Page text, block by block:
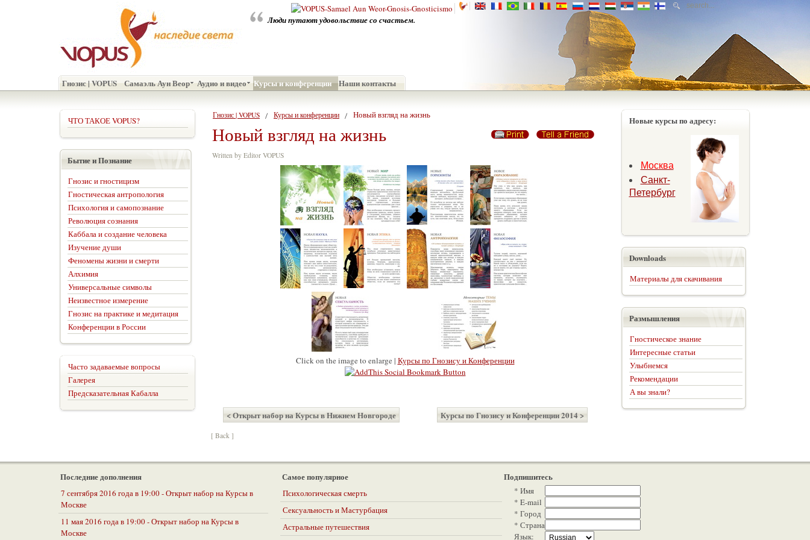
Люди путают удовольствие со счастьем.
Гнозис | VOPUS Самаэль Аун Веор Аудио и видео Курсы и конференции Наши контакты
Гнозис | VOPUS Курсы и конференции Новый взгляд на жизнь
Новый взгляд на жизнь
Written by Editor VOPUS
Click on the image to enlarge | Курсы по Гнозису и Конференции
< Открыт набор на Курсы в Нижнем Новгороде Курсы по Гнозису и Конференции 2014 >
[ Back ]
ЧТО ТАКОЕ VOPUS?
Бытие и Познание
Гнозис и гностицизм
Гностическая антропология
Психология и самопознание
Революция сознания
Каббала и создание человека
Изучение души
Феномены жизни и смерти
Алхимия
Универсальные символы
Неизвестное измерение
Гнозис на практике и медитация
Конференции в России
Часто задаваемые вопросы
Галерея
Предсказательная Кабалла
Новые курсы по адресу:
Москва
Санкт-
Петербург
Downloads
Материалы для скачивания
Размышления
Гностическое знание
Интересные статьи
Улыбнемся
Рекомендации
А вы знали?
Последние дополнения
7 сентября 2016 года в 19:00 - Открыт набор на Курсы в
Москве
11 мая 2016 года в 19:00 - Открыт набор на Курсы в
Москве
Самое популярное
Психологическая смерть
Сексуальность и Мастурбация
Астральные путешествия
Подпишитесь
* Имя
* E-mail
* Город
* Страна
Язык: